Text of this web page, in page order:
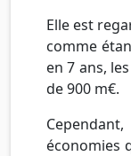
Elle est
comme
en 7 ans,
de 900 m€.
économies